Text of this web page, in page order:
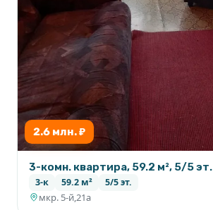
2.6 млн. ₽
3-комн. квартира, 59.2 м², 5/5 эт.
3-к 59.2 м² 5/5 эт.
мкр. 5-й,21а